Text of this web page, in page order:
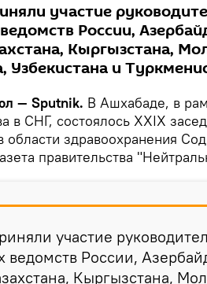
участие
России,
Кыргызстана,
Узбекистана и
— Sputnik. В Ашхабаде, в
в СНГ, состоялось XXIX
области здравоохранения
правительства
участие
ведомств России,
Кыргызстана,